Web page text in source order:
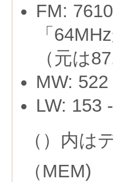
FM:
「
（元は
MW: 522
LW: 153
（）内は
（MEM)